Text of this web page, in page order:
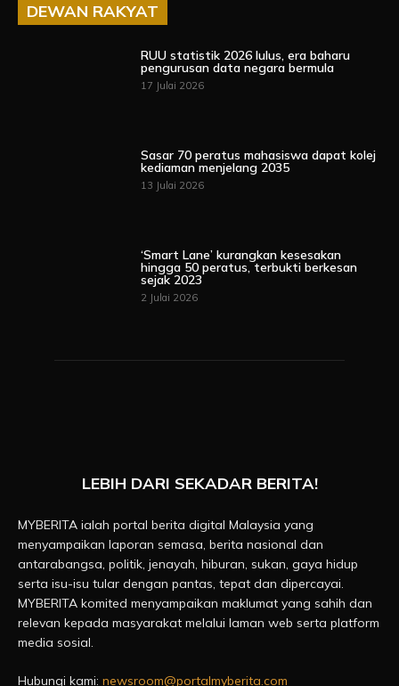
DEWAN RAKYAT
RUU statistik 2026 lulus, era baharu
pengurusan data negara bermula
17 Julai 2026
Sasar 70 peratus mahasiswa dapat kolej
kediaman menjelang 2035
13 Julai 2026
‘Smart Lane’ kurangkan kesesakan
hingga 50 peratus, terbukti berkesan
sejak 2023
2 Julai 2026
LEBIH DARI SEKADAR BERITA!
MYBERITA ialah portal berita digital Malaysia yang
menyampaikan laporan semasa, berita nasional dan
antarabangsa, politik, jenayah, hiburan, sukan, gaya hidup
serta isu-isu tular dengan pantas, tepat dan dipercayai.
MYBERITA komited menyampaikan maklumat yang sahih dan
relevan kepada masyarakat melalui laman web serta platform
media sosial.
Hubungi kami: newsroom@portalmyberita.com